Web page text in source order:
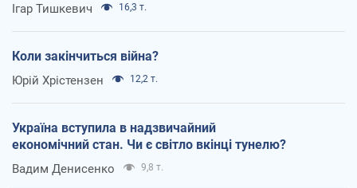
Ігар Тишкевич 16,3 т.
Коли закінчиться війна?
Юрій Хрістензен 12,2 т.
Україна вступила в надзвичайний
економічний стан. Чи є світло вкінці тунелю?
Вадим Денисенко 9,8 т.